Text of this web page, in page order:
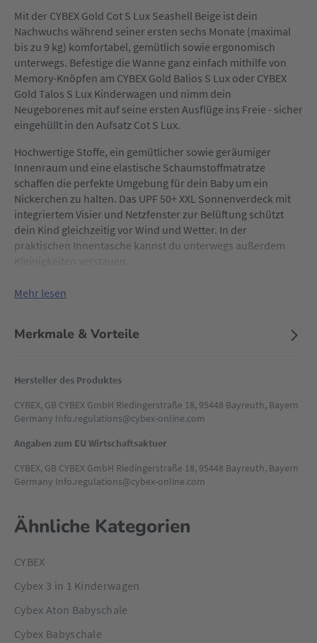
Mit der CYBEX Gold Cot S Lux Seashell Beige ist dein
Nachwuchs während seiner ersten sechs Monate (maximal
bis zu 9 kg) komfortabel, gemütlich sowie ergonomisch
unterwegs. Befestige die Wanne ganz einfach mithilfe von
Memory-Knöpfen am CYBEX Gold Balios S Lux oder CYBEX
Gold Talos S Lux Kinderwagen und nimm dein
Neugeborenes mit auf seine ersten Ausflüge ins Freie - sicher
eingehüllt in den Aufsatz Cot S Lux.
Hochwertige Stoffe, ein gemütlicher sowie geräumiger
Innenraum und eine elastische Schaumstoffmatratze
schaffen die perfekte Umgebung für dein Baby um ein
Nickerchen zu halten. Das UPF 50+ XXL Sonnenverdeck mit
integriertem Visier und Netzfenster zur Belüftung schützt
dein Kind gleichzeitig vor Wind und Wetter. In der
praktischen Innentasche kannst du unterwegs außerdem
Mehr lesen
Merkmale & Vorteile
Hersteller des Produktes
CYBEX, GB CYBEX GmbH Riedingerstraße 18, 95448 Bayreuth, Bayern
Germany Info.regulations@cybex-online.com
Angaben zum EU Wirtschaftsaktuer
CYBEX, GB CYBEX GmbH Riedingerstraße 18, 95448 Bayreuth, Bayern
Germany Info.regulations@cybex-online.com
Ähnliche Kategorien
CYBEX
Cybex 3 in 1 Kinderwagen
Cybex Aton Babyschale
Cybex Babyschale